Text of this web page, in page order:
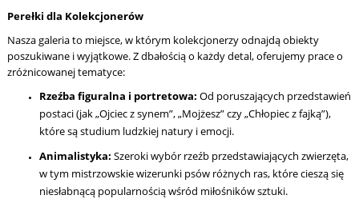
Perełki dla Kolekcjonerów
Nasza galeria to miejsce, w którym kolekcjonerzy odnajdą obiekty
poszukiwane i wyjątkowe. Z dbałością o każdy detal, oferujemy prace o
zróżnicowanej tematyce:
Rzeźba figuralna i portretowa: Od poruszających przedstawień
postaci (jak „Ojciec z synem”, „Mojżesz” czy „Chłopiec z fajką”),
które są studium ludzkiej natury i emocji.
Animalistyka: Szeroki wybór rzeźb przedstawiających zwierzęta,
w tym mistrzowskie wizerunki psów różnych ras, które cieszą się
niesłabnącą popularnością wśród miłośników sztuki.